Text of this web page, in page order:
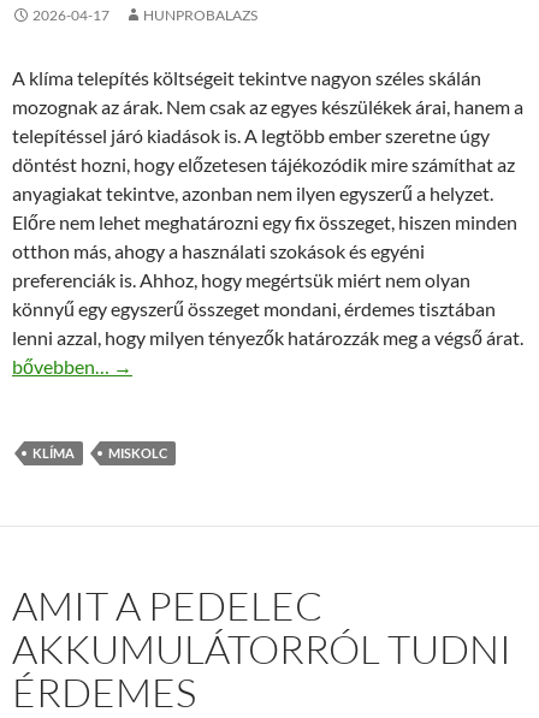
2026-04-17 HUNPROBALAZS
A klíma telepítés költségeit tekintve nagyon széles skálán
mozognak az árak. Nem csak az egyes készülékek árai, hanem a
telepítéssel járó kiadások is. A legtöbb ember szeretne úgy
döntést hozni, hogy előzetesen tájékozódik mire számíthat az
anyagiakat tekintve, azonban nem ilyen egyszerű a helyzet.
Előre nem lehet meghatározni egy fix összeget, hiszen minden
otthon más, ahogy a használati szokások és egyéni
preferenciák is. Ahhoz, hogy megértsük miért nem olyan
könnyű egy egyszerű összeget mondani, érdemes tisztában
lenni azzal, hogy milyen tényezők határozzák meg a végső árat.
Klíma telepítés árak Miskolcon: Mire számíthatsz?
bővebben… →
KLÍMA MISKOLC
AMIT A PEDELEC
AKKUMULÁTORRÓL TUDNI
ÉRDEMES